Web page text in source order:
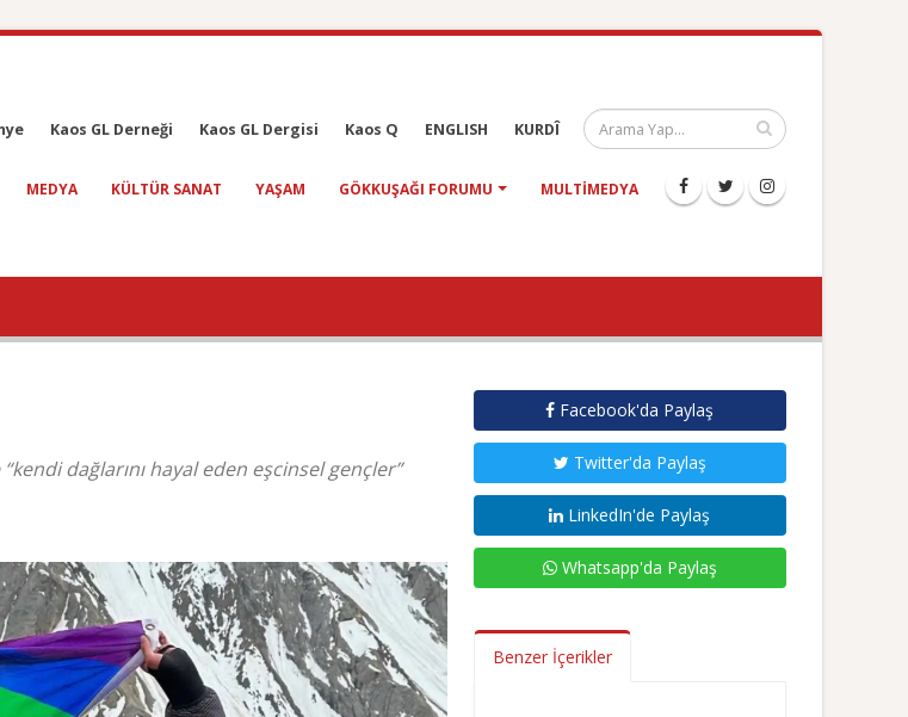
Kaos GL Derneği Kaos GL Dergisi Kaos Q ENGLISH KURDÎ
MEDYA KÜLTÜR SANAT YAŞAM GÖKKUŞAĞI FORUMU MULTIMEDYA
dağlarını hayal eden eşcinsel gençler”
Facebook'da Paylaş
Twitter'da Paylaş
LinkedIn'de Paylaş
Whatsapp'da Paylaş
Benzer İçerikler